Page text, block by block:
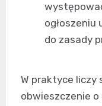
ogłoszeniu
do zasady
W praktyce liczy
obwieszczenie o